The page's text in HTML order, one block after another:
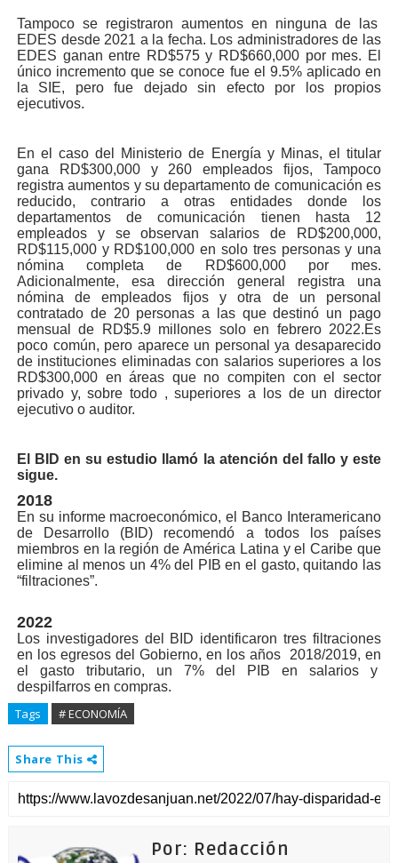
Tampoco se registraron aumentos en ninguna de las
EDES desde 2021 a la fecha. Los administradores de las
EDES ganan entre RD$575 y RD$660,000 por mes. El
único incremento que se conoce fue el 9.5% aplicado en
la SIE, pero fue dejado sin efecto por los propios
ejecutivos.
En el caso del Ministerio de Energía y Minas, el titular
gana RD$300,000 y 260 empleados fijos, Tampoco
registra aumentos y su departamento de comunicación es
reducido, contrario a otras entidades donde los
departamentos de comunicación tienen hasta 12
empleados y se observan salarios de RD$200,000,
RD$115,000 y RD$100,000 en solo tres personas y una
nómina completa de RD$600,000 por mes.
Adicionalmente, esa dirección general registra una
nómina de empleados fijos y otra de un personal
contratado de 20 personas a las que destinó un pago
mensual de RD$5.9 millones solo en febrero 2022.Es
poco común, pero aparece un personal ya desaparecido
de instituciones eliminadas con salarios superiores a los
RD$300,000 en áreas que no compiten con el sector
privado y, sobre todo , superiores a los de un director
ejecutivo o auditor.
El BID en su estudio llamó la atención del fallo y este
sigue.
2018
En su informe macroeconómico, el Banco Interamericano
de Desarrollo (BID) recomendó a todos los países
miembros en la región de América Latina y el Caribe que
elimine al menos un 4% del PIB en el gasto, quitando las
“filtraciones”.
2022
Los investigadores del BID identificaron tres filtraciones
en los egresos del Gobierno, en los años 2018/2019, en
el gasto tributario, un 7% del PIB en salarios y
despilfarros en compras.
Tags # ECONOMÍA
Share This
Por: Redacción